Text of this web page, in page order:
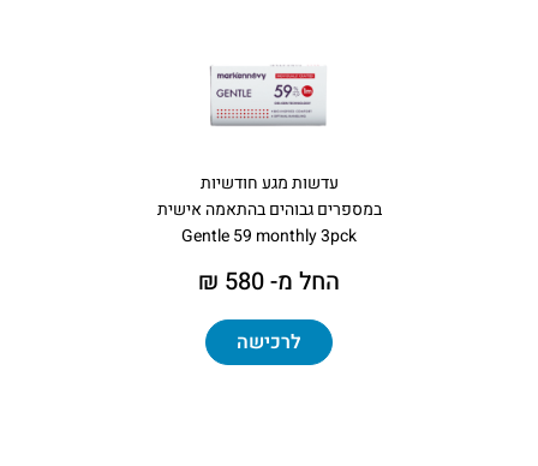
עדשות מגע חודשיות
במספרים גבוהים בהתאמה אישית
Gentle 59 monthly 3pck
החל מ- 580 ₪
לרכישה